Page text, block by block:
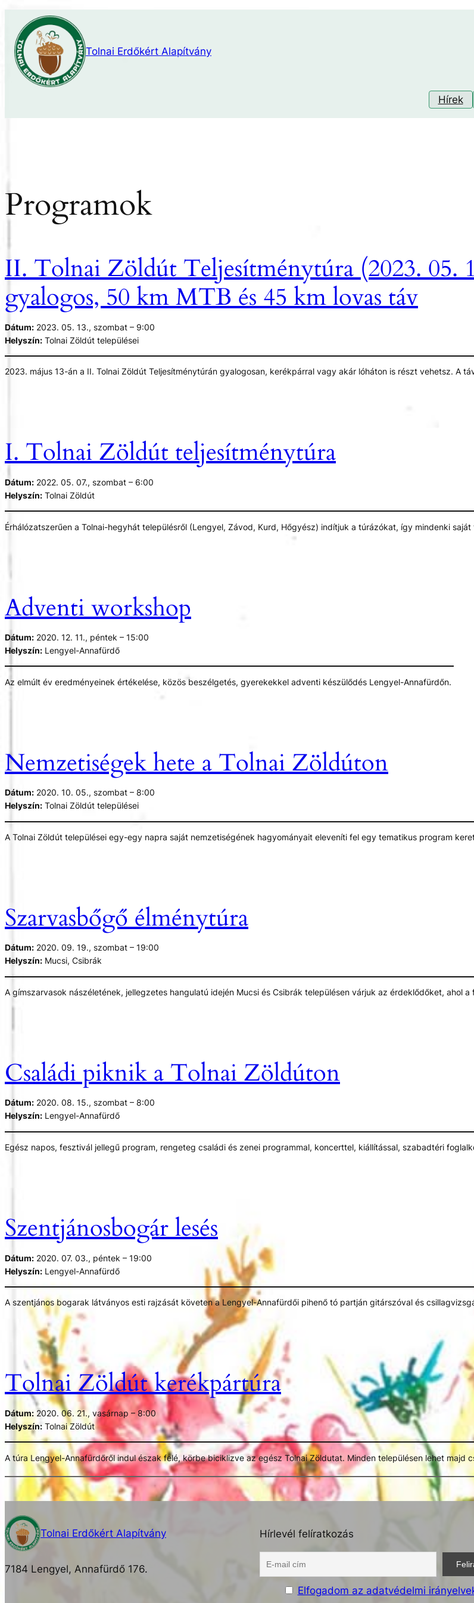
Ugrás
tartalomhoz
Tolnai Erdőkért Alapítvány
Hírek
Programok
II. Tolnai Zöldút Teljesítménytúra (2023. 05.
gyalogos, 50 km MTB és 45 km lovas táv
Dátum: 2023. 05. 13., szombat – 9:00
Helyszín: Tolnai Zöldút települései
2023. május 13-án a II. Tolnai Zöldút Teljesítménytúrán gyalogosan, kerékpárral vagy akár lóháton is részt vehetsz. A
Hőgyész-Dúzs 5-10 km könnyű, igazi családi táv
Závod-Dúzs 30 km, ha egy kis pincelátogatás is belefér
Kalaznó-Dúzs Maraton, akik nem ismernek akadályt
Lovas:
Lengyel-Mucsi-Dúzs-Hőgyész-Mucsi-Lengyel 45 km, változatos terepen
A további részletekkel hamarosan érkezünk!
Az esemény elérhető.
I. Tolnai Zöldút teljesítménytúra
Dátum: 2022. 05. 07., szombat – 6:00
Helyszín: Tolnai Zöldút
Érhálózatszerűen a Tolnai-hegyhát településről (Lengyel, Závod, Kurd, Hőgyész) indítjuk a túrázókat, így mindenki
finom ebéddel, kulturális programokkal és a település értékeinek bemutatásával készülünk.
Adventi workshop
Dátum: 2020. 12. 11., péntek – 15:00
Helyszín: Lengyel-Annafürdő
Az elmúlt év eredményeinek értékelése, közös beszélgetés, gyerekekkel adventi készülődés Lengyel-Annafürdőn.
Nemzetiségek hete a Tolnai Zöldúton
Dátum: 2020. 10. 05., szombat – 8:00
Helyszín: Tolnai Zöldút települései
A Tolnai Zöldút települései egy-egy napra saját nemzetiségének hagyományait eleveníti fel egy tematikus program
Szarvasbőgő élménytúra
Dátum: 2020. 09. 19., szombat – 19:00
Helyszín: Mucsi, Csibrák
A gímszarvasok nászéletének, jellegzetes hangulatú idején Mucsi és Csibrák településen várjuk az érdeklődőket, ahol
szarvasbőgést.
Családi piknik a Tolnai Zöldúton
Dátum: 2020. 08. 15., szombat – 8:00
Helyszín: Lengyel-Annafürdő
Egész napos, fesztivál jellegű program, rengeteg családi és zenei programmal, koncerttel, kiállítással, szabadtéri
Szentjánosbogár lesés
Dátum: 2020. 07. 03., péntek – 19:00
Helyszín: Lengyel-Annafürdő
A szentjános bogarak látványos esti rajzását követen a Lengyel-Annafürdői pihenő tó partján gitárszóval és
Tolnai Zöldút kerékpártúra
Dátum: 2020. 06. 21., vasárnap – 8:00
Helyszín: Tolnai Zöldút
A túra Lengyel-Annafürdőről indul észak felé, körbe biciklizve az egész Tolnai Zöldutat. Minden településen lehet
kisebb programokkal és a település értékeinek bemutatásával készülünk. Kerékpár kölcsönözhető is Annafürdőn.
Tolnai Erdőkért Alapítvány
7184 Lengyel, Annafürdő 176.
Hírlevél felíratkozás
Elfogadom az adatvédelmi